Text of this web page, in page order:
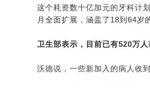
这个耗资数十亿加元的牙科计
月全面扩展，涵盖了18到64岁
卫生部表示，目前已有520万
沃德说，一些新加入的病人收